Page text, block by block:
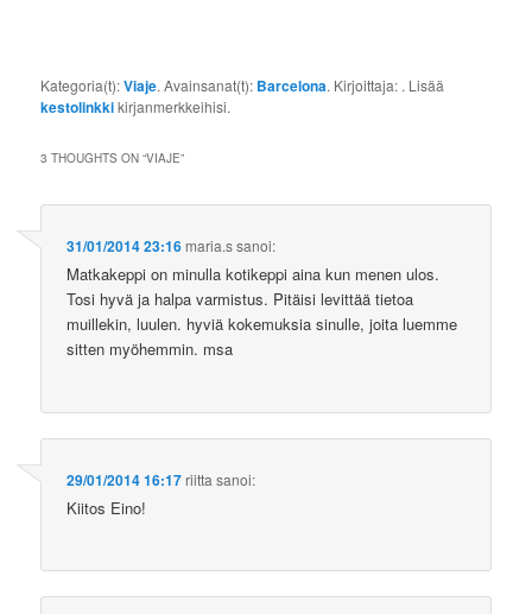
Kategoria(t):Viaje. Avainsanat(t): Barcelona. Kirjoittaja: . Lisää
kestolinkkikirjanmerkkeihisi.
3 THOUGHTS ON “VIAJE”
31/01/2014 23:16 maria.ssanoi:
Matkakeppi on minulla kotikeppi aina kun menen ulos.
Tosi hyvä ja halpa varmistus. Pitäisi levittää tietoa
muillekin, luulen. hyviä kokemuksia sinulle, joita luemme
sitten myöhemmin. msa
29/01/2014 16:17riitta sanoi:
Kiitos Eino!